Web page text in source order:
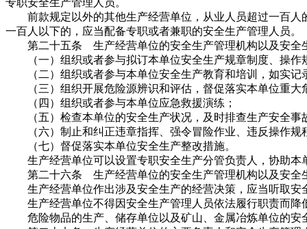
专职安全生产管理人员。
前款规定以外的其他生产经营单位，从业人员超过一百人
一百人以下的，应当配备专职或者兼职的安全生产管理人员。
第二十五条 生产经营单位的安全生产管理机构以及安全
（一）组织或者参与拟订本单位安全生产规章制度、操作
（二）组织或者参与本单位安全生产教育和培训，如实记
（三）组织开展危险源辨识和评估，督促落实本单位重大
（四）组织或者参与本单位应急救援演练；
（五）检查本单位的安全生产状况，及时排查生产安全事
（六）制止和纠正违章指挥、强令冒险作业、违反操作规
（七）督促落实本单位安全生产整改措施。
生产经营单位可以设置专职安全生产分管负责人，协助本
第二十六条 生产经营单位的安全生产管理机构以及安全
生产经营单位作出涉及安全生产的经营决策，应当听取安
生产经营单位不得因安全生产管理人员依法履行职责而降
危险物品的生产、储存单位以及矿山、金属冶炼单位的安